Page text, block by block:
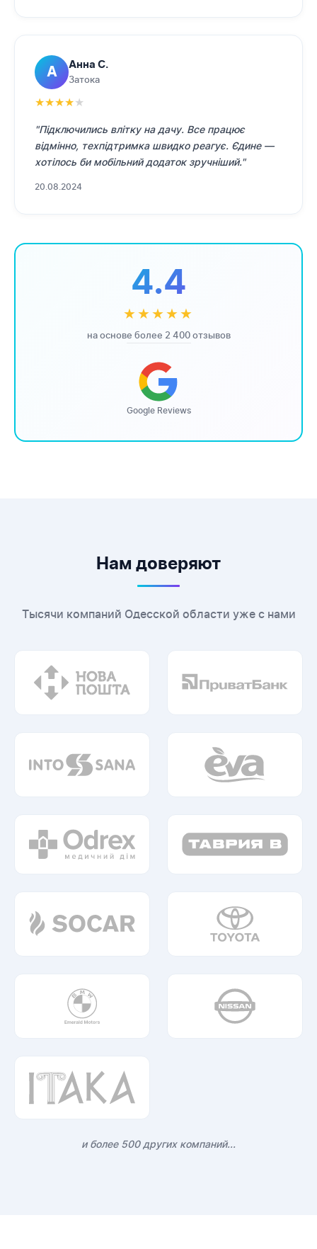
А Анна С.
Затока
★★★★★
"Підключились влітку на дачу. Все працює
відмінно, техпідтримка швидко реагує. Єдине —
хотілось би мобільний додаток зручніший."
20.08.2024
4.4
★★★★★
на основе более 2 400 отзывов
Google Reviews
Нам доверяют
Тысячи компаний Одесской области уже с нами
и более 500 других компаний...